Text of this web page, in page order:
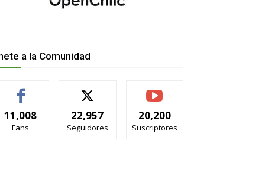
a la Comunidad
11,008
Fans
22,957
Seguidores
20,200
Suscriptores